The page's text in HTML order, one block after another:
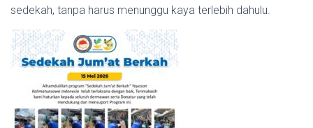
sedekah, tanpa harus menunggu kaya terlebih dahulu.